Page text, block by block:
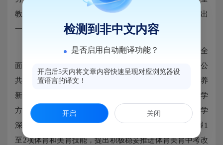
教育质量提升支撑体系、打造高素质教师队伍等方面提出
一系列有针对性的改革措施。
一是强化“五育”并举。着眼于加快构建德智体美劳全
面培养体系，突出德育实效，创新德育载体，充分发挥公
共优质资源德育效用，推进党团队一体化建设阶梯式培养
新模式。提高智育水平，严格学业质量标准，创新教与学
方式，加强科学教育和实验教学，推动信息化与教育教学
深度融合。加强体育美育及劳动教育，帮助学生分别掌握1
至2项体育和美育技能，提出积极稳妥推进体育美育中考改
检测到非中文内容
是否启用自动翻译功能？
开启后5天内将文章内容快速呈现对应浏览器设
置语言的译文！
开启 关闭